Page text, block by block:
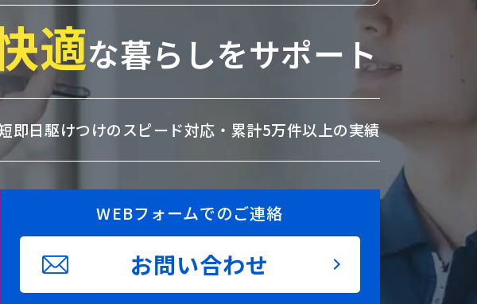
適な暮らしをサポート
即日駆けつけのスピード対応・ 累計5万件以上の実績
WEBフォームでのご連絡
お問い合わせ